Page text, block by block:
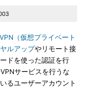
VPN（仮想プライベート
ルアップやリモート接
ドを使った認証を行
サービスを行うな
るユーザーアカウント